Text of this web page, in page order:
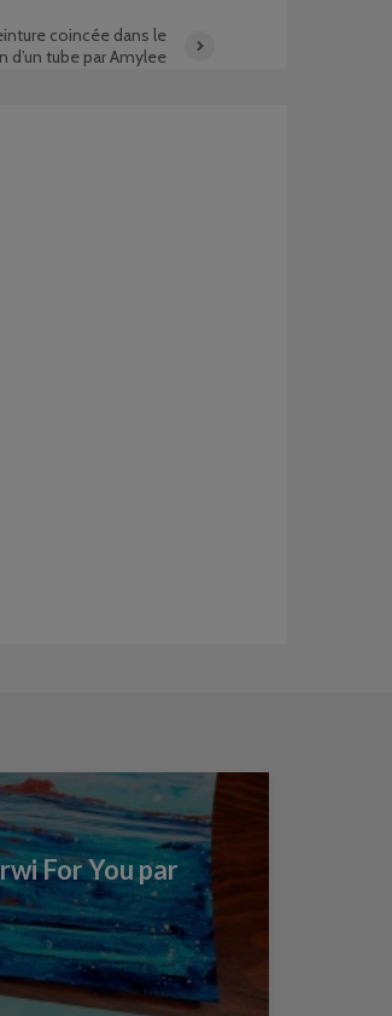
coincée dans le
d’un tube par Amylee
For You par